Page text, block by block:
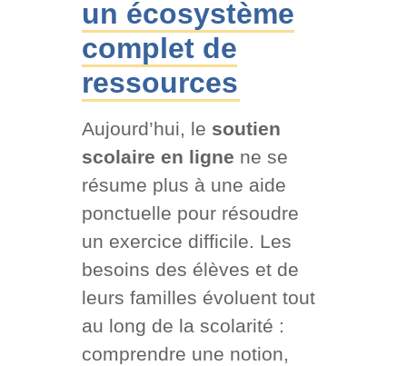
un écosystème
complet de
ressources
Aujourd’hui, le soutien
scolaire en ligne ne se
résume plus à une aide
ponctuelle pour résoudre
un exercice difficile. Les
besoins des élèves et de
leurs familles évoluent tout
au long de la scolarité :
comprendre une notion,